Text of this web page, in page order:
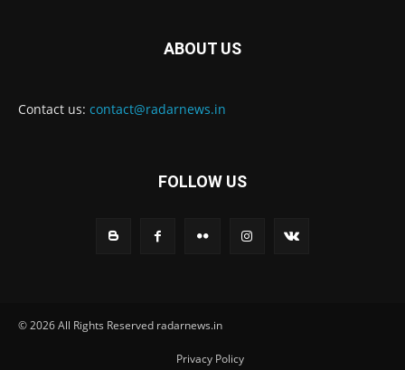
ABOUT US
Contact us: contact@radarnews.in
FOLLOW US
© 2026 All Rights Reserved radarnews.in
Privacy Policy